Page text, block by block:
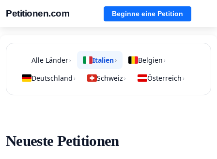
Petitionen.com Beginne eine Petition
Alle Länder› Italien› Belgien ›
Deutschland › Schweiz › Österreich ›
Neueste Petitionen